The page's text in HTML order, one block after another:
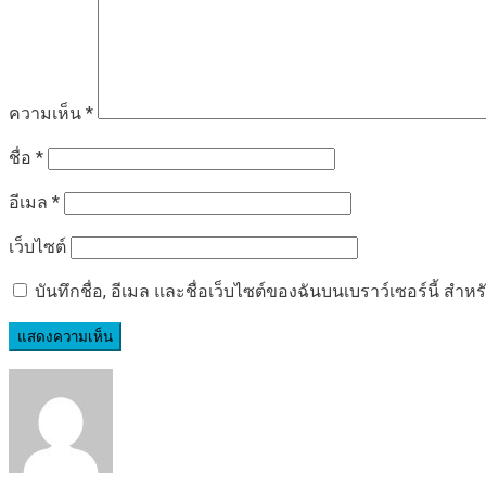
ความเห็น *
ชื่อ *
อีเมล *
เว็บไซต์
บันทึกชื่อ, อีเมล และชื่อเว็บไซต์ของฉันบนเบราว์เซอร์นี้ สำห